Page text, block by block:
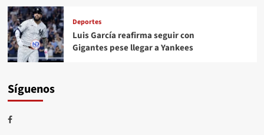
Deportes
Luis García reafirma seguir con
Gigantes pese llegar a Yankees
Síguenos